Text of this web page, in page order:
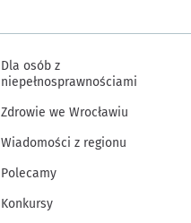
Dla osób z
niepełnosprawnościami
Zdrowie we Wrocławiu
Wiadomości z regionu
Polecamy
Konkursy